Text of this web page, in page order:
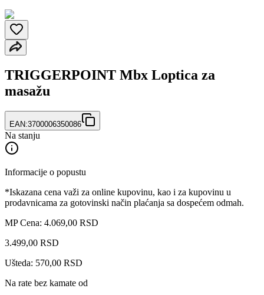
TRIGGERPOINT Mbx Loptica za
masažu
EAN:3700006350086
Na stanju
Informacije o popustu
*Iskazana cena važi za online kupovinu, kao i za kupovinu u
prodavnicama za gotovinski način plaćanja sa dospećem odmah.
MP Cena: 4.069,00 RSD
3.499,00 RSD
Ušteda: 570,00 RSD
Na rate bez kamate od